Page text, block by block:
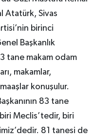
Atatürk, Sivas
birinci
Başkanlık
tane makam odam
makamlar,
konuşulur.
83 tane
Meclis’tedir, biri
81 tanesi de